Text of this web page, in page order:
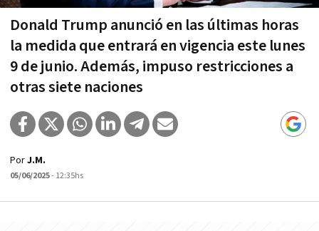
Donald Trump anunció en las últimas horas
la medida que entrará en vigencia este lunes
9 de junio. Además, impuso restricciones a
otras siete naciones
PorJ.M.
05/06/2025- 12:35hs